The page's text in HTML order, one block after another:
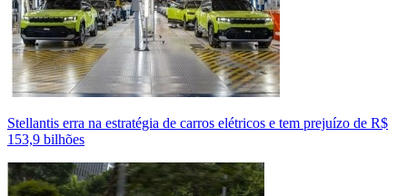
Stellantis erra na estratégia de carros elétricos e tem prejuízo de R$
153,9 bilhões